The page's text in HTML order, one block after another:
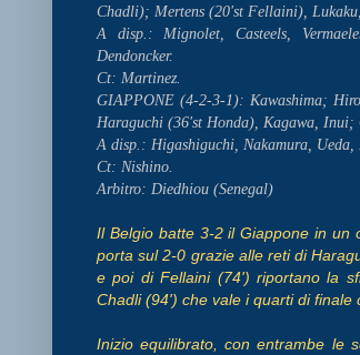
Chadli); Mertens (20'st Fellaini),
A disp.: Mignolet, Casteels,
Dendoncker.
Ct: Martinez.
GIAPPONE (4-2-3-1): Kawashima;
Haraguchi (36'st Honda), Kagawa, Inui;
A disp.: Higashiguchi, Nakamura,
Ct: Nishino.
Arbitro: Diedhiou (Senegal)
Il Belgio batte 3-2 il Giappone in un
porta sul 2-0 grazie alle reti di
e poi di Fellaini (74') riportano la
Chadli (94') che vale i quarti di finale
Inizio equilibrato, con entrambe le